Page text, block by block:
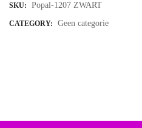
SKU: Popal-1207 ZWART
CATEGORY: Geen categorie